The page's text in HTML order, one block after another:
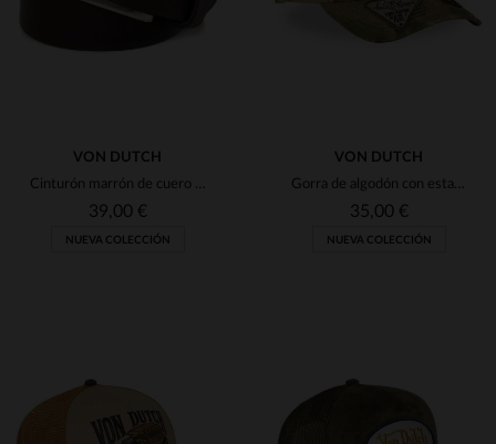
TALLAS DISPONIBLES
VON DUTCH
Cinturón marrón de cuero genuino
39,00 €
NUEVA COLECCIÓN
TALLAS DISPONIBLES
VON DUTCH
Gorra de algodón con estampado de camuflaje y distintivos.
35,00 €
NUEVA COLECCIÓN